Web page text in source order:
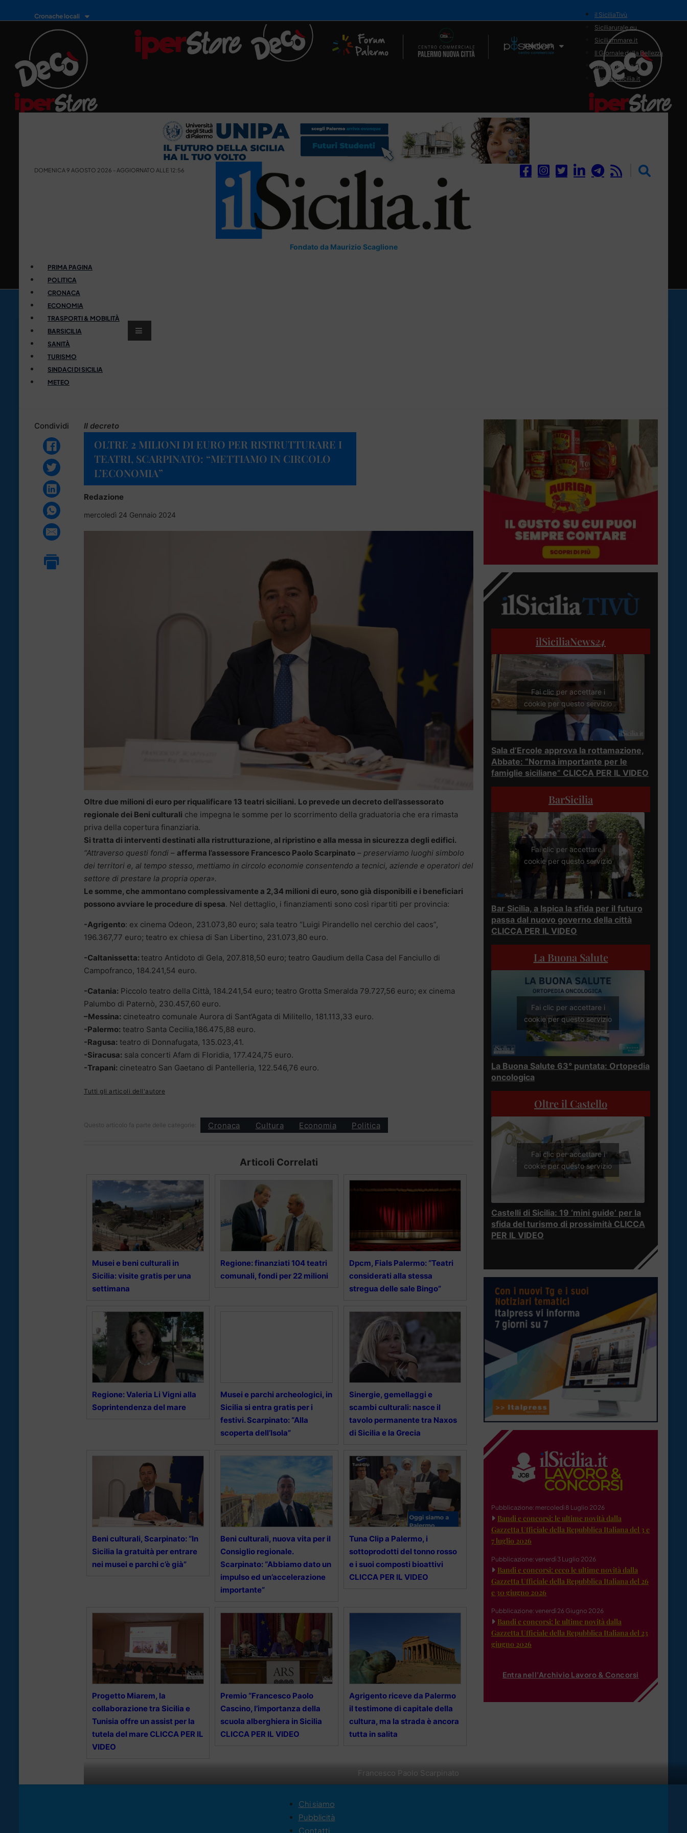
Cronache locali
Il Network
il SiciliaTivù
Siciliarurale.eu
Siciliammare.it
Il Giornale della Bellezza
Siciliamedica.it
Sanitainsicilia.it
DOMENICA 9 AGOSTO 2026 - AGGIORNATO ALLE 12:56
Fondato da Maurizio Scaglione
PRIMA PAGINA
POLITICA
CRONACA
ECONOMIA
TRASPORTI & MOBILITÀ
BARSICILIA
SANITÀ
TURISMO
SINDACI DI SICILIA
METEO
Condividi Il decreto
OLTRE 2 MILIONI DI EURO PER RISTRUTTURARE I
TEATRI, SCARPINATO: “METTIAMO IN CIRCOLO
L’ECONOMIA”
Redazione
mercoledì 24 Gennaio 2024
Francesco Paolo Scarpinato
Oltre due milioni di euro per riqualificare 13 teatri siciliani. Lo prevede un decreto dell’assessorato
regionale dei Beni culturali che impegna le somme per lo scorrimento della graduatoria che era rimasta
priva della copertura finanziaria.
Si tratta di interventi destinati alla ristrutturazione, al ripristino e alla messa in sicurezza degli edifici.
“Attraverso questi fondi – afferma l’assessore Francesco Paolo Scarpinato – preserviamo luoghi simbolo
dei territori e, al tempo stesso, mettiamo in circolo economie consentendo a tecnici, aziende e operatori del
settore di prestare la propria opera».
Le somme, che ammontano complessivamente a 2,34 milioni di euro, sono già disponibili e i beneficiari
possono avviare le procedure di spesa. Nel dettaglio, i finanziamenti sono così ripartiti per provincia:
-Agrigento: ex cinema Odeon, 231.073,80 euro; sala teatro “Luigi Pirandello nel cerchio del caos”,
196.367,77 euro; teatro ex chiesa di San Libertino, 231.073,80 euro.
-Caltanissetta: teatro Antidoto di Gela, 207.818,50 euro; teatro Gaudium della Casa del Fanciullo di
Campofranco, 184.241,54 euro.
-Catania: Piccolo teatro della Città, 184.241,54 euro; teatro Grotta Smeralda 79.727,56 euro; ex cinema
Palumbo di Paternò, 230.457,60 euro.
–Messina: cineteatro comunale Aurora di Sant’Agata di Militello, 181.113,33 euro.
-Palermo: teatro Santa Cecilia,186.475,88 euro.
-Ragusa: teatro di Donnafugata, 135.023,41.
-Siracusa: sala concerti Afam di Floridia, 177.424,75 euro.
-Trapani: cineteatro San Gaetano di Pantelleria, 122.546,76 euro.
Tutti gli articoli dell'autore
Questo articolo fa parte delle categorie: Cronaca Cultura Economia Politica
Articoli Correlati
Musei e beni culturali in
Sicilia: visite gratis per una
settimana
Regione: finanziati 104 teatri
comunali, fondi per 22 milioni
Dpcm, Fials Palermo: “Teatri
considerati alla stessa
stregua delle sale Bingo”
Regione: Valeria Li Vigni alla
Soprintendenza del mare
Musei e parchi archeologici, in
Sicilia si entra gratis per i
festivi. Scarpinato: “Alla
scoperta dell’Isola”
Sinergie, gemellaggi e
scambi culturali: nasce il
tavolo permanente tra Naxos
di Sicilia e la Grecia
Beni culturali, Scarpinato: “In
Sicilia la gratuità per entrare
nei musei e parchi c’è già”
Beni culturali, nuova vita per il
Consiglio regionale.
Scarpinato: “Abbiamo dato un
impulso ed un’accelerazione
importante”
Tuna Clip a Palermo, i
sottoprodotti del tonno rosso
e i suoi composti bioattivi
CLICCA PER IL VIDEO
Progetto Miarem, la
collaborazione tra Sicilia e
Tunisia offre un assist per la
tutela del mare CLICCA PER IL
VIDEO
Premio “Francesco Paolo
Cascino, l’importanza della
scuola alberghiera in Sicilia
CLICCA PER IL VIDEO
Agrigento riceve da Palermo
il testimone di capitale della
cultura, ma la strada è ancora
tutta in salita
ilSiciliaNews24
Fai clic per accettare i
cookie per questo servizio
Sala d’Ercole approva la rottamazione,
Abbate: “Norma importante per le
famiglie siciliane” CLICCA PER IL VIDEO
BarSicilia
Fai clic per accettare i
cookie per questo servizio
Bar Sicilia, a Ispica la sfida per il futuro
passa dal nuovo governo della città
CLICCA PER IL VIDEO
La Buona Salute
Fai clic per accettare i
cookie per questo servizio
La Buona Salute 63° puntata: Ortopedia
oncologica
Oltre il Castello
Fai clic per accettare i
cookie per questo servizio
Castelli di Sicilia: 19 ‘mini guide’ per la
sfida del turismo di prossimità CLICCA
PER IL VIDEO
Pubblicazione: mercoledì 8 Luglio 2026
Bandi e concorsi: le ultime novità dalla
Gazzetta Ufficiale della Repubblica Italiana del 3 e
7 luglio 2026
Pubblicazione: venerdì 3 Luglio 2026
Bandi e concorsi: ecco le ultime novità dalla
Gazzetta Ufficiale della Repubblica Italiana del 26
e 30 giugno 2026
Pubblicazione: venerdì 26 Giugno 2026
Bandi e concorsi: le ultime novità dalla
Gazzetta Ufficiale della Repubblica Italiana del 23
giugno 2026
Entra nell'Archivio Lavoro & Concorsi
Chi siamo
Pubblicità
Contatti